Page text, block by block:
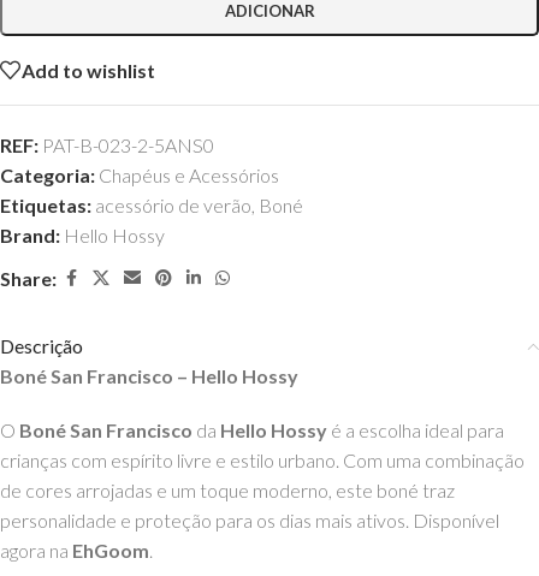
ADICIONAR
Add to wishlist
REF: PAT-B-023-2-5ANS0
Categoria: Chapéus e Acessórios
Etiquetas: acessório de verão, Boné
Brand: Hello Hossy
Share:
Descrição
Boné San Francisco – Hello Hossy
O Boné San Francisco da Hello Hossy é a escolha ideal para
crianças com espírito livre e estilo urbano. Com uma combinação
de cores arrojadas e um toque moderno, este boné traz
personalidade e proteção para os dias mais ativos. Disponível
agora na EhGoom.